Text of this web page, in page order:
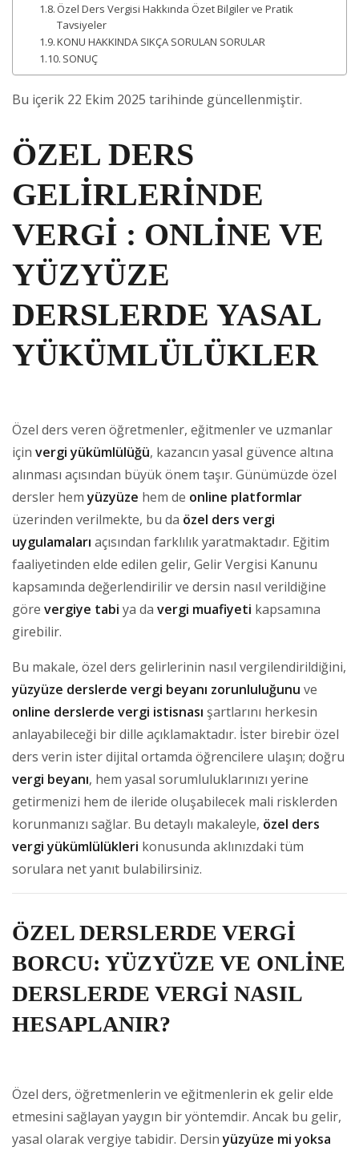
Özel Ders Vergisi Hakkında Özet Bilgiler ve Pratik
Tavsiyeler
KONU HAKKINDA SIKÇA SORULAN SORULAR
SONUÇ
Bu içerik 22 Ekim 2025 tarihinde güncellenmiştir.
ÖZEL DERS
GELİRLERİNDE
VERGİ : ONLİNE VE
YÜZYÜZE
DERSLERDE YASAL
YÜKÜMLÜLÜKLER
Özel ders veren öğretmenler, eğitmenler ve uzmanlar
için vergi yükümlülüğü, kazancın yasal güvence altına
alınması açısından büyük önem taşır. Günümüzde özel
dersler hemyüzyüze hem de online platformlar
üzerinden verilmekte, bu da özel ders vergi
uygulamaları açısından farklılık yaratmaktadır. Eğitim
faaliyetinden elde edilen gelir, Gelir Vergisi Kanunu
kapsamında değerlendirilir ve dersin nasıl verildiğine
göre vergiye tabi ya da vergi muafiyeti kapsamına
girebilir.
Bu makale, özel ders gelirlerinin nasıl vergilendirildiğini,
yüzyüze derslerde vergi beyanı zorunluluğunu ve
online derslerde vergi istisnası şartlarını herkesin
anlayabileceği bir dille açıklamaktadır. İster birebir özel
ders verin ister dijital ortamda öğrencilere ulaşın; doğru
vergi beyanı, hem yasal sorumluluklarınızı yerine
getirmenizi hem de ileride oluşabilecek mali risklerden
korunmanızı sağlar. Bu detaylı makaleyle, özel ders
vergi yükümlülükleri konusunda aklınızdaki tüm
sorulara net yanıt bulabilirsiniz.
ÖZEL DERSLERDE VERGİ
BORCU: YÜZYÜZE VE ONLİNE
DERSLERDE VERGİ NASIL
HESAPLANIR?
Özel ders, öğretmenlerin ve eğitmenlerin ek gelir elde
etmesini sağlayan yaygın bir yöntemdir. Ancak bu gelir,
yasal olarak vergiye tabidir. Dersinyüzyüze mi yoksa